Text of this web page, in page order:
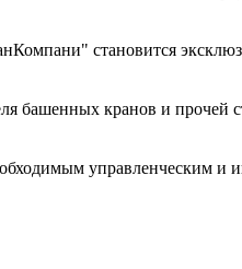
становится
башенных кранов и прочей
управленческим и